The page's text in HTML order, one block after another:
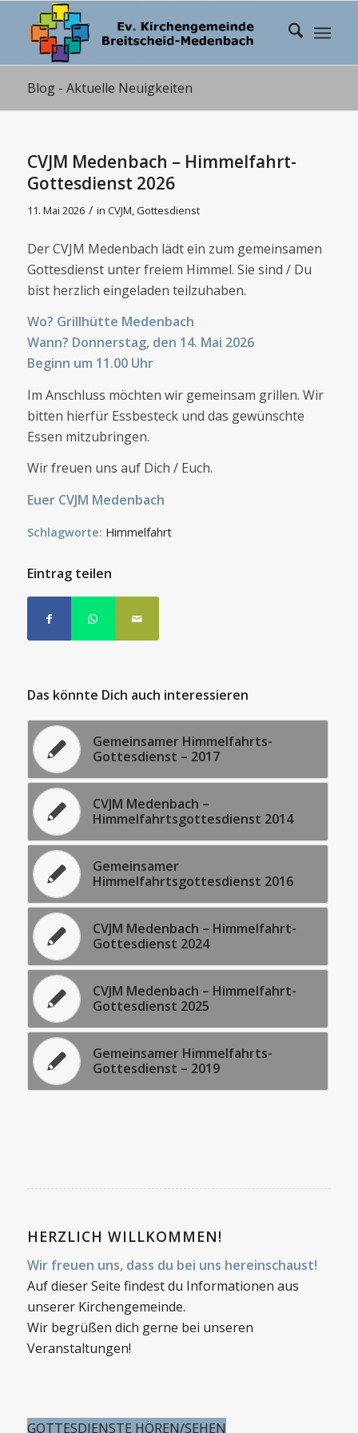
Blog - Aktuelle Neuigkeiten
CVJM Medenbach – Himmelfahrt-
Gottesdienst 2026
11. Mai 2026 / in CVJM,Gottesdienst
Der CVJM Medenbach lädt ein zum gemeinsamen
Gottesdienst unter freiem Himmel. Sie sind / Du
bist herzlich eingeladen teilzuhaben.
Wo? Grillhütte Medenbach
Wann? Donnerstag, den 14. Mai 2026
Beginn um 11.00 Uhr
Im Anschluss möchten wir gemeinsam grillen. Wir
bitten hierfür Essbesteck und das gewünschte
Essen mitzubringen.
Wir freuen uns auf Dich / Euch.
Euer CVJM Medenbach
Schlagworte: Himmelfahrt
Eintrag teilen
Das könnte Dich auch interessieren
Gemeinsamer Himmelfahrts-
Gottesdienst – 2017
CVJM Medenbach –
Himmelfahrtsgottesdienst 2014
Gemeinsamer
Himmelfahrtsgottesdienst 2016
CVJM Medenbach – Himmelfahrt-
Gottesdienst 2024
CVJM Medenbach – Himmelfahrt-
Gottesdienst 2025
Gemeinsamer Himmelfahrts-
Gottesdienst – 2019
HERZLICH WILLKOMMEN!
Wir freuen uns, dass du bei uns hereinschaust!
Auf dieser Seite findest du Informationen aus
unserer Kirchengemeinde.
Wir begrüßen dich gerne bei unseren
Veranstaltungen!
GOTTESDIENSTE HÖREN/SEHEN